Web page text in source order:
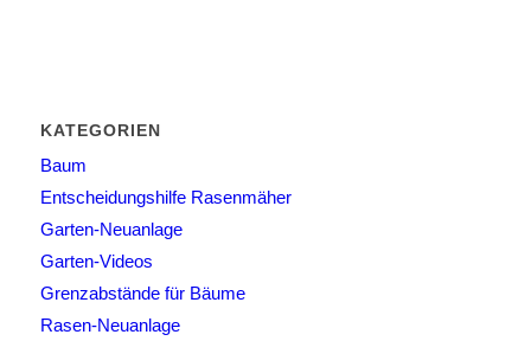
KATEGORIEN
Baum
Entscheidungshilfe Rasenmäher
Garten-Neuanlage
Garten-Videos
Grenzabstände für Bäume
Rasen-Neuanlage